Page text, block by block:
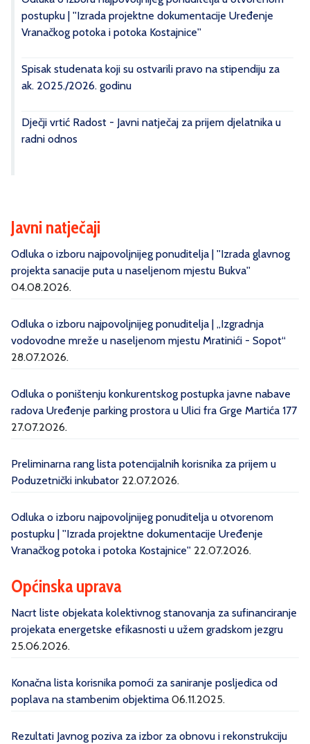
postupku | ''Izrada projektne dokumentacije Uređenje
Vranačkog potoka i potoka Kostajnice''
Spisak studenata koji su ostvarili pravo na stipendiju za
ak. 2025./2026. godinu
Dječji vrtić Radost - Javni natječaj za prijem djelatnika u
radni odnos
Javni natječaji
Odluka o izboru najpovoljnijeg ponuditelja | ''Izrada glavnog
projekta sanacije puta u naseljenom mjestu Bukva''
04.08.2026.
Odluka o izboru najpovoljnijeg ponuditelja | „Izgradnja
vodovodne mreže u naseljenom mjestu Mratinići - Sopot“
28.07.2026.
Odluka o poništenju konkurentskog postupka javne nabave
radova Uređenje parking prostora u Ulici fra Grge Martića 177
27.07.2026.
Preliminarna rang lista potencijalnih korisnika za prijem u
Poduzetnički inkubator 22.07.2026.
Odluka o izboru najpovoljnijeg ponuditelja u otvorenom
postupku | ''Izrada projektne dokumentacije Uređenje
Vranačkog potoka i potoka Kostajnice'' 22.07.2026.
Općinska uprava
Nacrt liste objekata kolektivnog stanovanja za sufinanciranje
projekata energetske efikasnosti u užem gradskom jezgru
25.06.2026.
Konačna lista korisnika pomoći za saniranje posljedica od
poplava na stambenim objektima 06.11.2025.
Rezultati Javnog poziva za izbor za obnovu i rekonstrukciju